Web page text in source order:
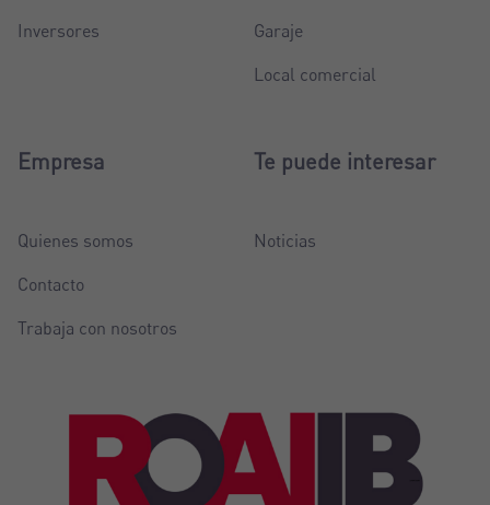
Inversores
Garaje
Local comercial
Empresa
Quienes somos
Contacto
Trabaja con nosotros
Te puede interesar
Noticias